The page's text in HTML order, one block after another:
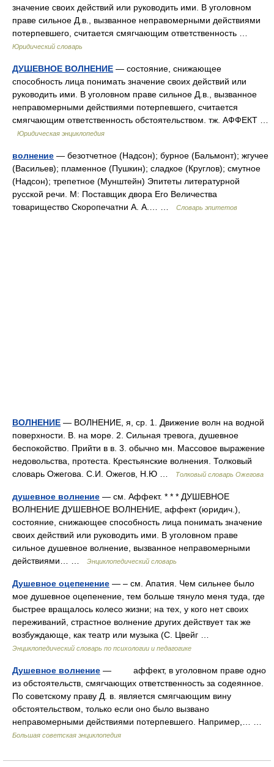
значение своих действий или руководить ими. В уголовном
праве сильное Д.в., вызванное неправомерными действиями
потерпевшего, считается смягчающим ответственность …
Юридический словарь
ДУШЕВНОЕ ВОЛНЕНИЕ — состояние, снижающее
способность лица понимать значение своих действий или
руководить ими. В уголовном праве сильное Д.в., вызванное
неправомерными действиями потерпевшего, считается
смягчающим ответственность обстоятельством. тж. АФФЕКТ …
Юридическая энциклопедия
волнение — безотчетное (Надсон); бурное (Бальмонт); жгучее
(Васильев); пламенное (Пушкин); сладкое (Круглов); смутное
(Надсон); трепетное (Мунштейн) Эпитеты литературной
русской речи. М: Поставщик двора Его Величества
товарищество Скоропечатни А. А.… …
Словарь эпитетов
ВОЛНЕНИЕ — ВОЛНЕНИЕ, я, ср. 1. Движение волн на водной
поверхности. В. на море. 2. Сильная тревога, душевное
беспокойство. Прийти в в. 3. обычно мн. Массовое выражение
недовольства, протеста. Крестьянские волнения. Толковый
словарь Ожегова. С.И. Ожегов, Н.Ю …
Толковый словарь Ожегова
душевное волнение — см. Аффект. * * * ДУШЕВНОЕ
ВОЛНЕНИЕ ДУШЕВНОЕ ВОЛНЕНИЕ, аффект (юридич.),
состояние, снижающее способность лица понимать значение
своих действий или руководить ими. В уголовном праве
сильное душевное волнение, вызванное неправомерными
действиями… …
Энциклопедический словарь
Душевное оцепенение — – см. Апатия. Чем сильнее было
мое душевное оцепенение, тем больше тянуло меня туда, где
быстрее вращалось колесо жизни; на тех, у кого нет своих
переживаний, страстное волнение других действует так же
возбуждающе, как театр или музыка (С. Цвейг …
Энциклопедический словарь по психологии и педагогике
Душевное волнение — аффект, в уголовном праве одно
из обстоятельств, смягчающих ответственность за содеянное.
По советскому праву Д. в. является смягчающим вину
обстоятельством, только если оно было вызвано
неправомерными действиями потерпевшего. Например,… …
Большая советская энциклопедия